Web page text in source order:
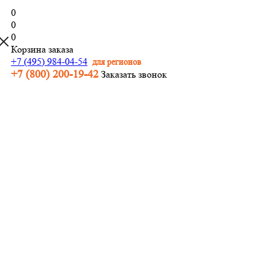
0
0
0
Корзина заказа
+7 (495) 984-04-54 для регионов
+7 (800) 200-19-42 Заказать звонок